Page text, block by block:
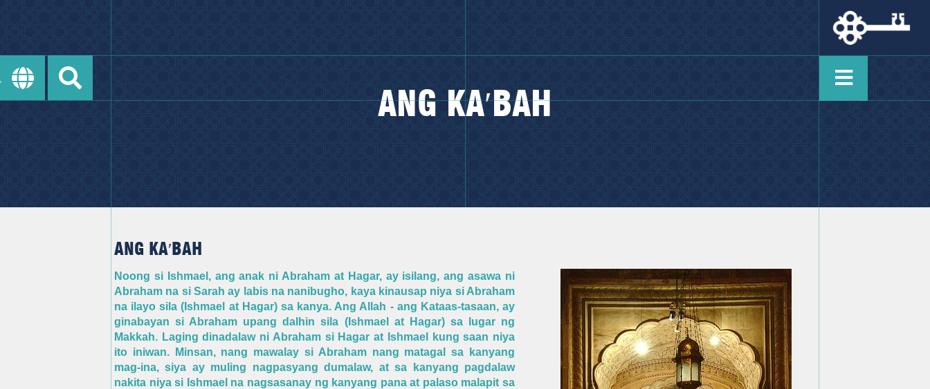
ANG KA′BAH
ANG KA′BAH
Noong si Ishmael, ang anak ni Abraham at Hagar, ay isilang, ang asawa ni
Abraham na si Sarah ay labis na nanibugho, kaya kinausap niya si Abraham
na ilayo sila (Ishmael at Hagar) sa kanya. Ang Allah - ang Kataas-tasaan, ay
ginabayan si Abraham upang dalhin sila (Ishmael at Hagar) sa lugar ng
Makkah. Laging dinadalaw ni Abraham si Hagar at Ishmael kung saan niya
ito iniwan. Minsan, nang mawalay si Abraham nang matagal sa kanyang
mag-ina, siya ay muling nagpasyang dumalaw, at sa kanyang pagdalaw
nakita niya si Ishmael na nagsasanay ng kanyang pana at palaso malapit sa